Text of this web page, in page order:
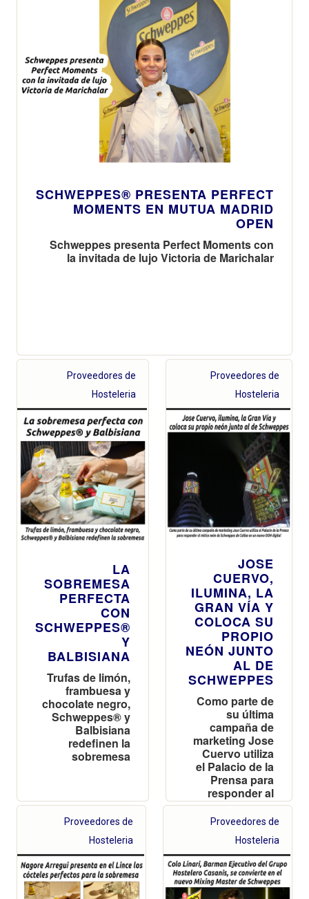
SCHWEPPES® PRESENTA PERFECT
MOMENTS EN MUTUA MADRID
OPEN
Schweppes presenta Perfect Moments con
la invitada de lujo Victoria de Marichalar
Proveedores de
Hosteleria
LA
SOBREMESA
PERFECTA
CON
SCHWEPPES®
Y
BALBISIANA
Trufas de limón,
frambuesa y
chocolate negro,
Schweppes® y
Balbisiana
redefinen la
sobremesa
Proveedores de
Hosteleria
JOSE
CUERVO,
ILUMINA, LA
GRAN VÍA Y
COLOCA SU
PROPIO
NEÓN JUNTO
AL DE
SCHWEPPES
Como parte de
su última
campaña de
marketing Jose
Cuervo utiliza
el Palacio de la
Prensa para
responder al
mítico neón de
Schweppes de
Callao en un
nuevo OOH
digital
Proveedores de
Hosteleria
Proveedores de
Hosteleria